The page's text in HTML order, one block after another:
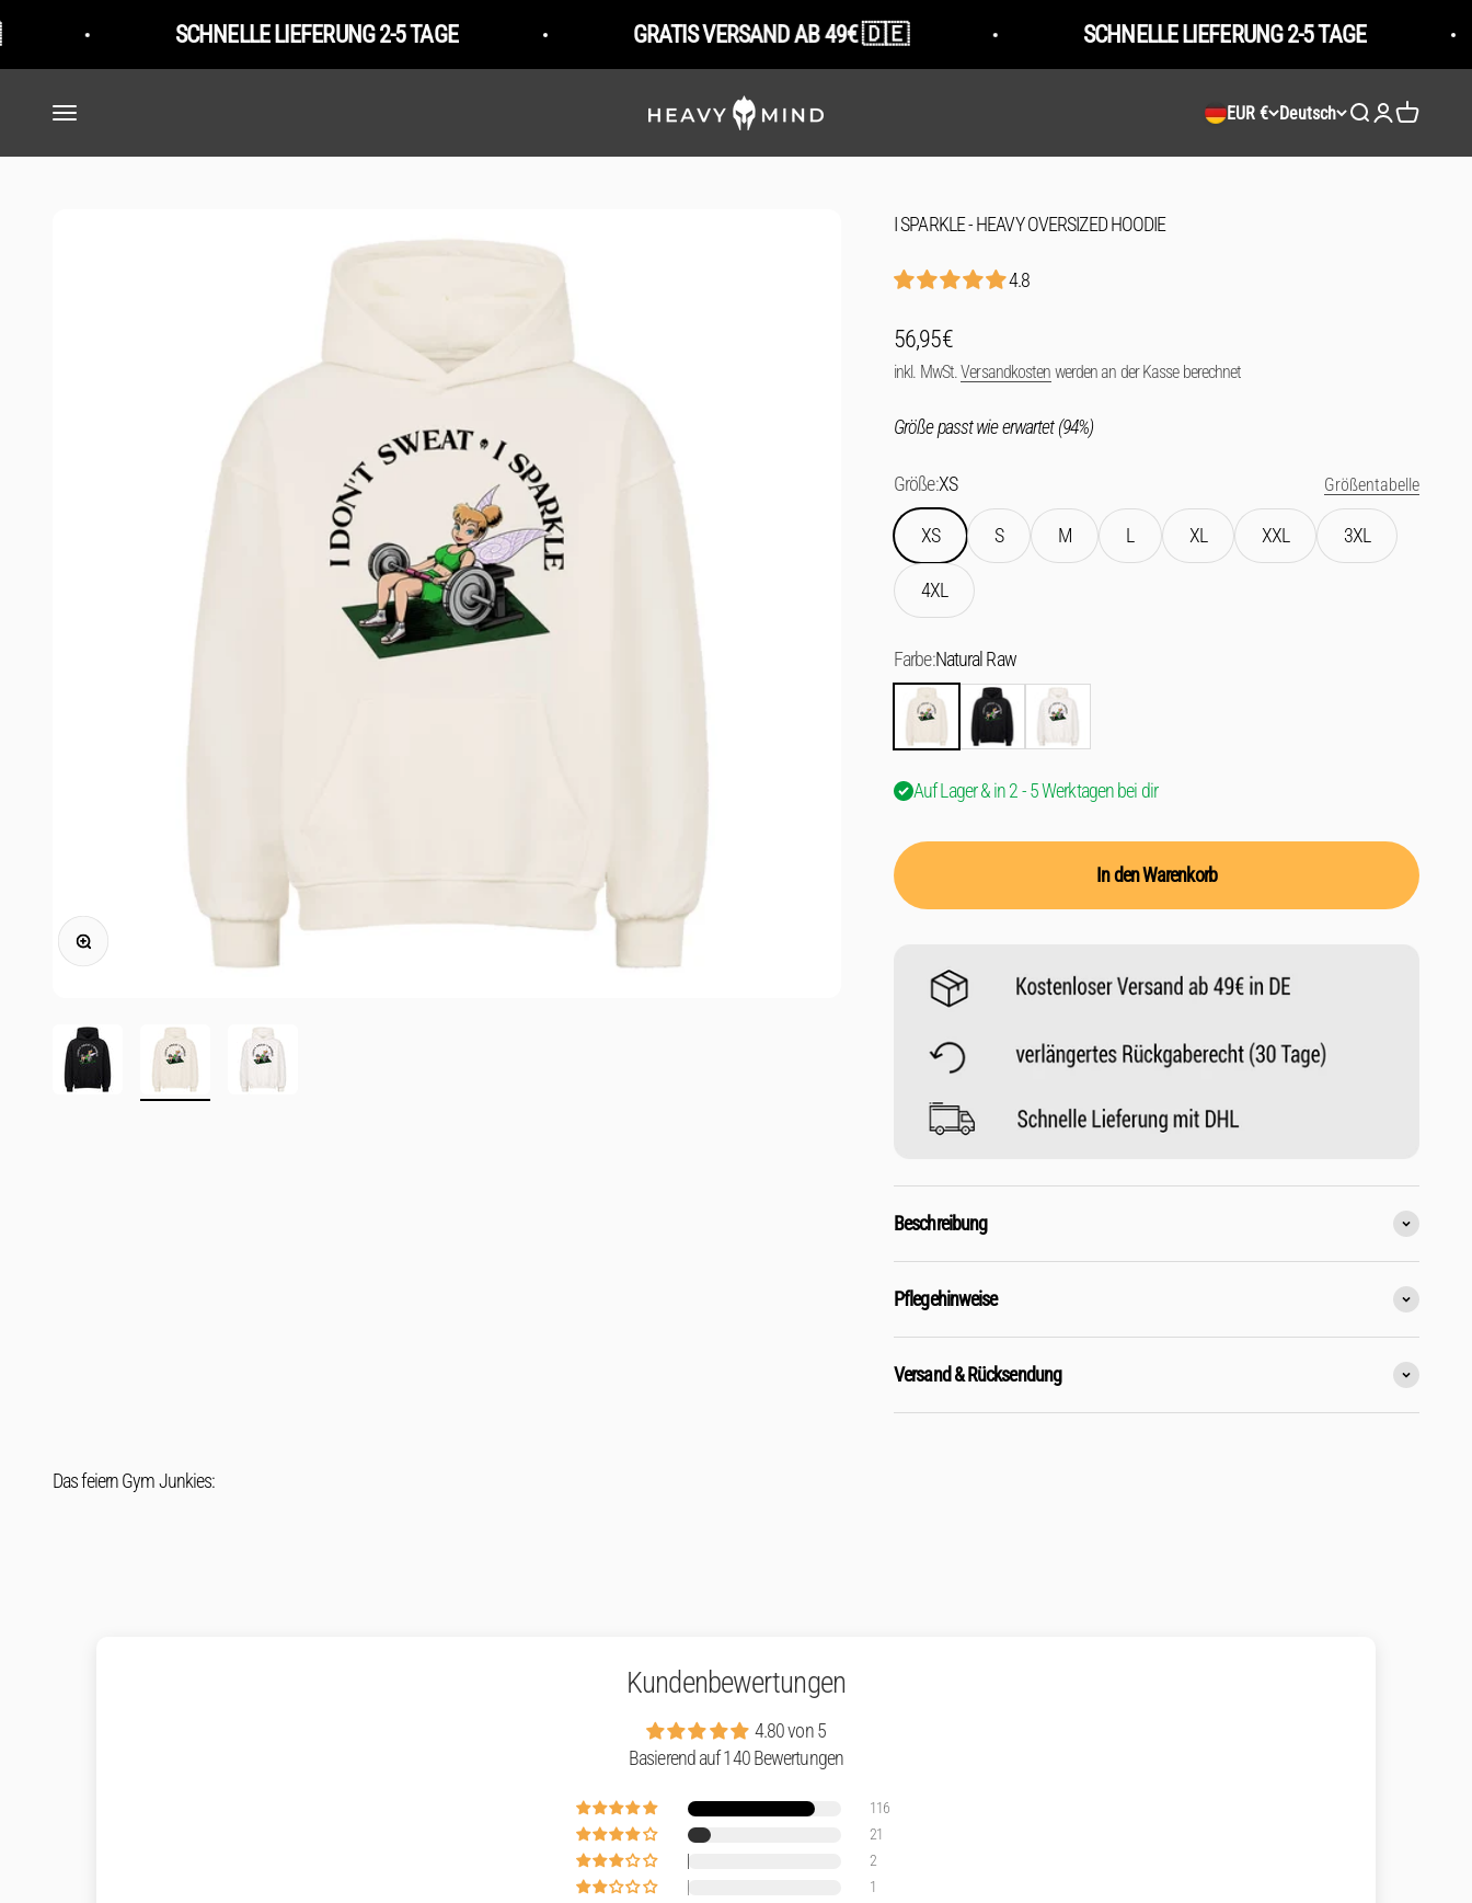
SCHNELLE LIEFERUNG 2-5 TAGE GRATIS VERSAND AB 49€ 🇩🇪 SCHNELLE LIEFERUNG 2-5 TAGE
Navigationsmenü öffnen HeavyMind EUR € Deutsch Suche öffnen
Bild vergrößern
I SPARKLE - HEAVY OVERSIZED HOODIE
4.8
Angebot
56,95€
inkl. MwSt.Versandkosten werden an der Kasse berechnet
Größe passt wie erwartet (94%)
Größe:XS Größentabelle
XS S M L XL XXL 3XL
4XL
Farbe:Natural Raw
Natural RawSchwarz Weiß
Auf Lager & in 2 - 5 Werktagen bei dir
In den Warenkorb
Beschreibung
Pflegehinweise
Versand & Rücksendung
Das feiern Gym Junkies:
Kundenbewertungen
4.80 von 5
Basierend auf 140 Bewertungen
116
21
2
1